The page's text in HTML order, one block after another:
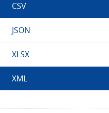
CSV
JSON
XLSX
XML